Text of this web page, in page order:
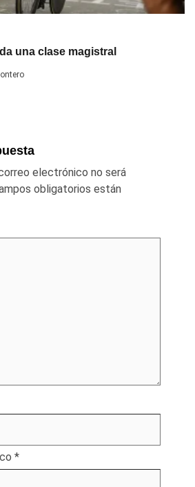
una clase magistral
electrónico no será
obligatorios están
*